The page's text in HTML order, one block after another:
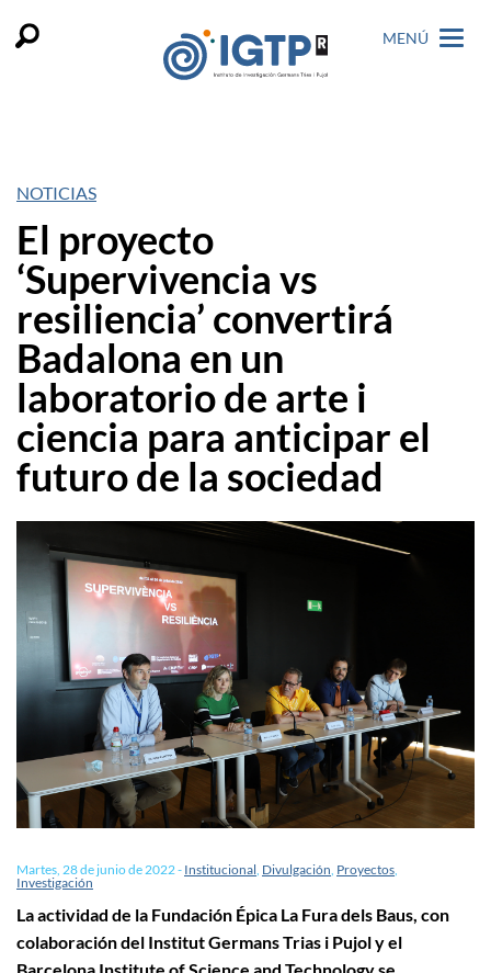
MENÚ
NOTICIAS
El proyecto
‘Supervivencia vs
resiliencia’ convertirá
Badalona en un
laboratorio de arte i
ciencia para anticipar el
futuro de la sociedad
Martes, 28 de junio de 2022- Institucional, Divulgación, Proyectos,
Investigación
La actividad de la Fundación Épica La Fura dels Baus, con
colaboración del Institut Germans Trias i Pujol y el